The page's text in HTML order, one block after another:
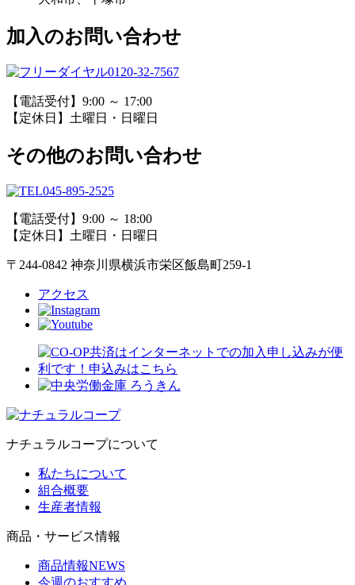
加入のお問い合わせ
0120-32-7567
【電話受付】9:00 ～ 17:00
【定休日】土曜日・日曜日
その他のお問い合わせ
045-895-2525
【電話受付】9:00 ～ 18:00
【定休日】土曜日・日曜日
〒244-0842 神奈川県横浜市栄区飯島町259-1
アクセス
ナチュラルコープについて
私たちについて
組合概要
生産者情報
商品・サービス情報
商品情報NEWS